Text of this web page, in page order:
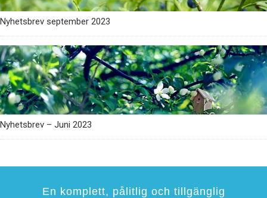
Nyhetsbrev september 2023
Nyhetsbrev – Juni 2023
En komplett, pålitlig och tillgänglig